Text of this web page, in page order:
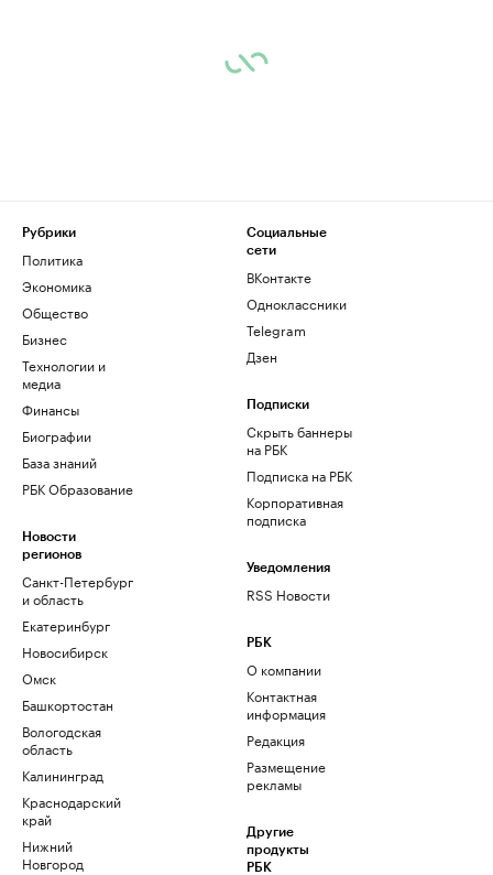
Рубрики
Политика
Экономика
Общество
Бизнес
Технологии и
медиа
Финансы
Биографии
База знаний
РБК Образование
Новости
регионов
Санкт-Петербург
и область
Екатеринбург
Новосибирск
Омск
Башкортостан
Вологодская
область
Калининград
Краснодарский
край
Нижний
Новгород
Социальные
сети
ВКонтакте
Одноклассники
Telegram
Дзен
Подписки
Скрыть баннеры
на РБК
Подписка на РБК
Корпоративная
подписка
Уведомления
RSS Новости
РБК
О компании
Контактная
информация
Редакция
Размещение
рекламы
Другие
продукты
РБК